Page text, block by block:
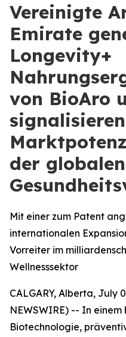
Vereinigte
Emirate
Longevity+
von BioAro
der globalen
Mit einer zum Patent
internationalen
Vorreiter im
Wellnesssektor
CALGARY, Alberta, July
NEWSWIRE) -- In
Biotechnologie,